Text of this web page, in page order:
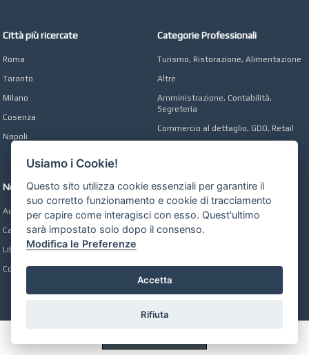
Città più ricercate
Roma
Taranto
Milano
Cosenza
Napoli
Categorie Professionali
Turismo, Ristorazione, Alimentazione
Altre
Amministrazione, Contabilità,
Segreteria
Commercio al dettaglio, GDO, Retail
Network
Automobili Online
Case Online
Libri Online
Compravendita
Usiamo i Cookie!
Questo sito utilizza cookie essenziali per garantire il
suo corretto funzionamento e cookie di tracciamento
per capire come interagisci con esso. Quest'ultimo
sarà impostato solo dopo il consenso.
Modifica le Preferenze
Accetta
Rifiuta